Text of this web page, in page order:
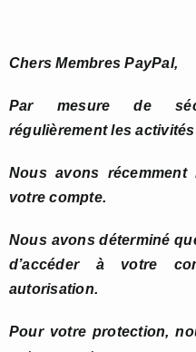
Chers Membres PayPal,
Par mesure de
régulièrement les activités
Nous avons
votre compte.
Nous avons déterminé
d’accéder à votre
autorisation.
Pour votre protection,